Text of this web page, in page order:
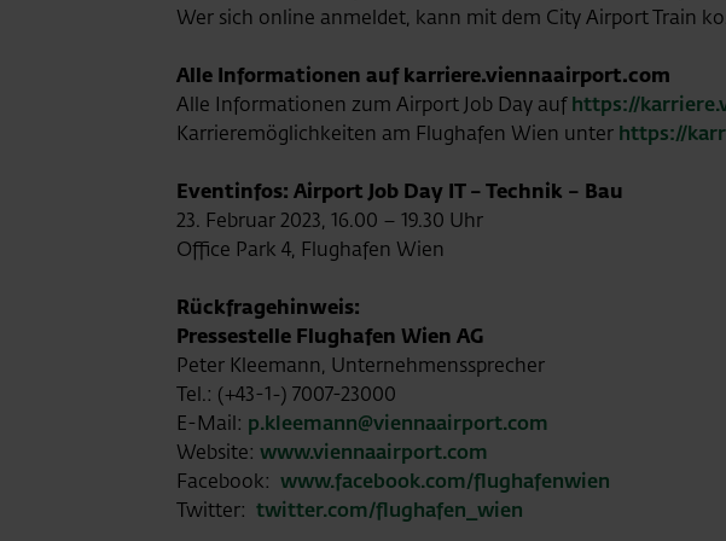
Wer sich online anmeldet, kann mit dem City Airport Train
Alle Informationen auf karriere.viennaairport.com
Alle Informationen zum Airport Job Day aufhttps://
Karrieremöglichkeiten am Flughafen Wien unter https://
Eventinfos: Airport Job Day IT – Technik – Bau
23. Februar 2023, 16.00 – 19.30 Uhr
Office Park 4, Flughafen Wien
Rückfragehinweis:
Pressestelle Flughafen Wien AG
Peter Kleemann, Unternehmenssprecher
Tel.: (+43-1-) 7007-23000
E-Mail: p.kleemann@viennaairport.com
Website: www.viennaairport.com
Facebook: www.facebook.com/flughafenwien
Twitter: twitter.com/flughafen_wien